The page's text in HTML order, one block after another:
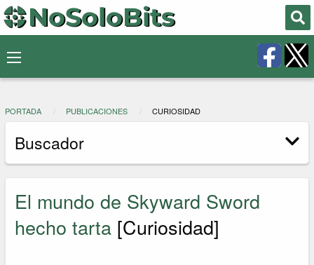
PORTADA PUBLICACIONES CURIOSIDAD
Buscador
El mundo de Skyward Sword
hecho tarta [Curiosidad]